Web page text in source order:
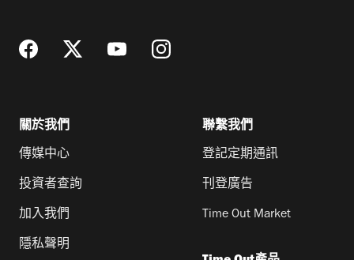
關於我們
傳媒中心
投資者查詢
加入我們
隱私聲明
聯繫我們
登記定期通訊
刊登廣告
Time Out Market